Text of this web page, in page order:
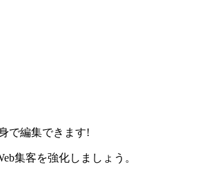
で編集できます!
集客を強化しましょう。